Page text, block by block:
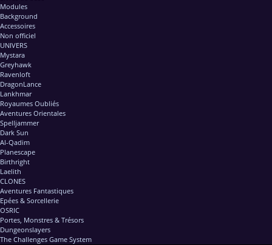
Modules
Background
Accessoires
Non officiel
UNIVERS
Mystara
Greyhawk
Ravenloft
DragonLance
Lankhmar
Royaumes Oubliés
Aventures Orientales
Spelljammer
Dark Sun
Al-Qadim
Planescape
Birthright
Laelith
CLONES
Aventures Fantastiques
Epées & Sorcellerie
OSRIC
Portes, Monstres & Trésors
Dungeonslayers
The Challenges Game System